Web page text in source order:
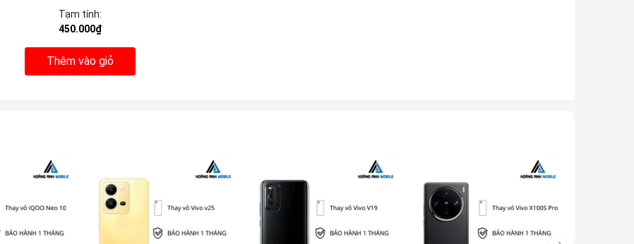
Tạm tính:
450.000₫
Thêm vào giỏ